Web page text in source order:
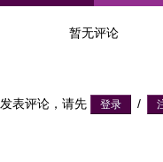
暂无评论
发表评论，请先 /